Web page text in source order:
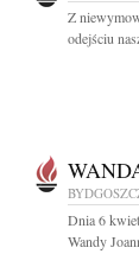
Z
odejściu
Dnia 6
Wandy